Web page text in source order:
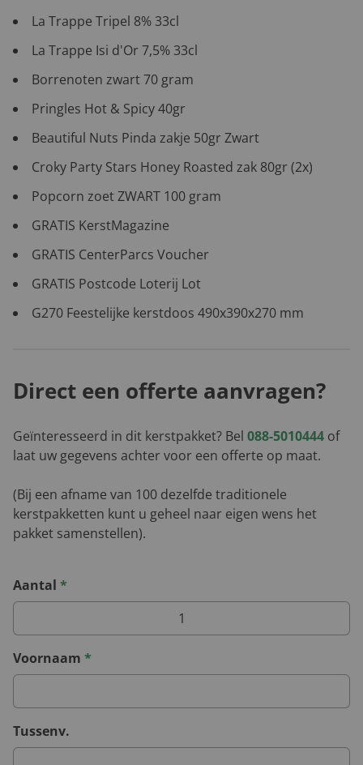
La Trappe Tripel 8% 33cl
La Trappe Isi d'Or 7,5% 33cl
Borrenoten zwart 70 gram
Pringles Hot & Spicy 40gr
Beautiful Nuts Pinda zakje 50gr Zwart
Croky Party Stars Honey Roasted zak 80gr (2x)
Popcorn zoet ZWART 100 gram
GRATIS KerstMagazine
GRATIS CenterParcs Voucher
GRATIS Postcode Loterij Lot
G270 Feestelijke kerstdoos 490x390x270 mm
Direct een offerte aanvragen?
Geïnteresseerd in dit kerstpakket? Bel 088-5010444 of
laat uw gegevens achter voor een offerte op maat.
(Bij een afname van 100 dezelfde traditionele
kerstpakketten kunt u geheel naar eigen wens het
pakket samenstellen).
Aantal *
Voornaam *
Tussenv.